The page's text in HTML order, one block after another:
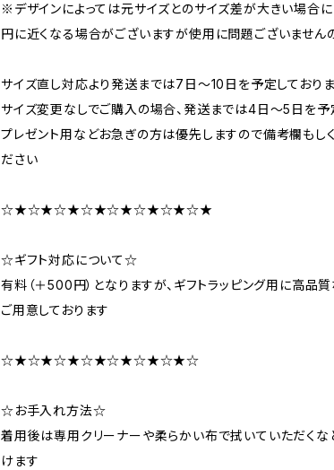
※デザインによっては元サイズとのサイズ差が大きい場合
円に近くなる場合がございますが使用に問題ございません
サイズ直し対応より発送までは7日～10日を予定しており
サイズ変更なしでご購入の場合、発送までは4日～5日を予
プレゼント用などお急ぎの方は優先しますので備考欄もしく
ださい
☆★☆★☆★☆★☆★☆★☆★☆★
☆ギフト対応について☆
有料（＋500円）となりますが、ギフトラッピング用に高品
ご用意しております
☆★☆★☆★☆★☆★☆★☆★☆
☆お手入れ方法☆
着用後は専用クリーナーや柔らかい布で拭いていただく
けます